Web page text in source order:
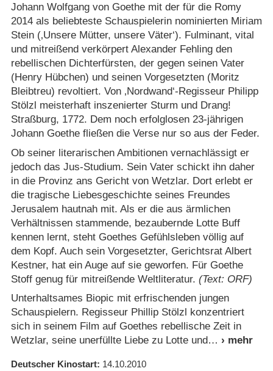
Johann Wolfgang von Goethe mit der für die Romy
2014 als beliebteste Schauspielerin nominierten Miriam
Stein (‚Unsere Mütter, unsere Väter‘). Fulminant, vital
und mitreißend verkörpert Alexander Fehling den
rebellischen Dichterfürsten, der gegen seinen Vater
(Henry Hübchen) und seinen Vorgesetzten (Moritz
Bleibtreu) revoltiert. Von ‚Nordwand‘-Regisseur Philipp
Stölzl meisterhaft inszenierter Sturm und Drang!
Straßburg, 1772. Dem noch erfolglosen 23-jährigen
Johann Goethe fließen die Verse nur so aus der Feder.
Ob seiner literarischen Ambitionen vernachlässigt er
jedoch das Jus-Studium. Sein Vater schickt ihn daher
in die Provinz ans Gericht von Wetzlar. Dort erlebt er
die tragische Liebesgeschichte seines Freundes
Jerusalem hautnah mit. Als er die aus ärmlichen
Verhältnissen stammende, bezaubernde Lotte Buff
kennen lernt, steht Goethes Gefühlsleben völlig auf
dem Kopf. Auch sein Vorgesetzter, Gerichtsrat Albert
Kestner, hat ein Auge auf sie geworfen. Für Goethe
Stoff genug für mitreißende Weltliteratur. (Text: ORF)
Unterhaltsames Biopic mit erfrischenden jungen
Schauspielern. Regisseur Phillip Stölzl konzentriert
sich in seinem Film auf Goethes rebellische Zeit in
Wetzlar, seine unerfüllte Liebe zu Lotte und
Deutscher Kinostart 14.10.2010